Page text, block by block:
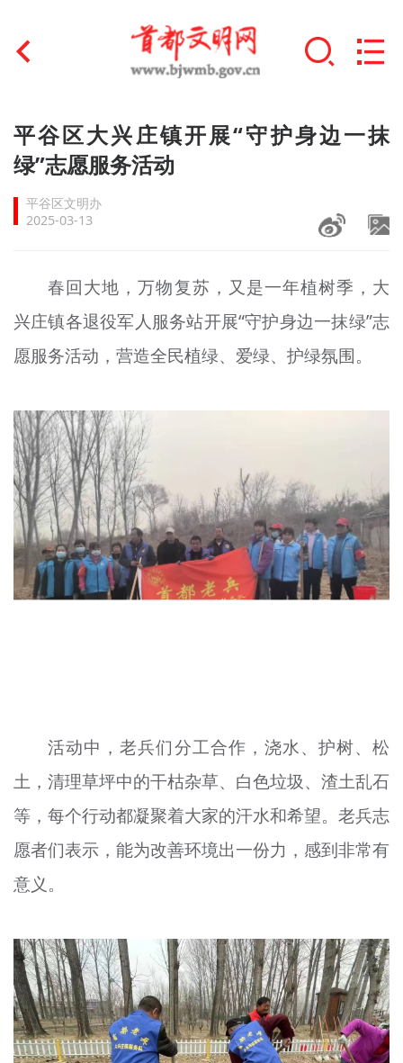
首页
文明创建
文明实践
未成年人思想道德建设
榜样人物
+
文明评论
北京宣传文化引导基金
宣传思想文化人才
专题
资料库
+
平谷区大兴庄镇开展“守护身边一抹
绿”志愿服务活动
平谷区文明办
2025-03-13
春回大地，万物复苏，又是一年植树季，大
兴庄镇各退役军人服务站开展“守护身边一抹绿”志
愿服务活动，营造全民植绿、爱绿、护绿氛围。
活动中，老兵们分工合作，浇水、护树、松
土，清理草坪中的干枯杂草、白色垃圾、渣土乱石
等，每个行动都凝聚着大家的汗水和希望。老兵志
愿者们表示，能为改善环境出一份力，感到非常有
意义。